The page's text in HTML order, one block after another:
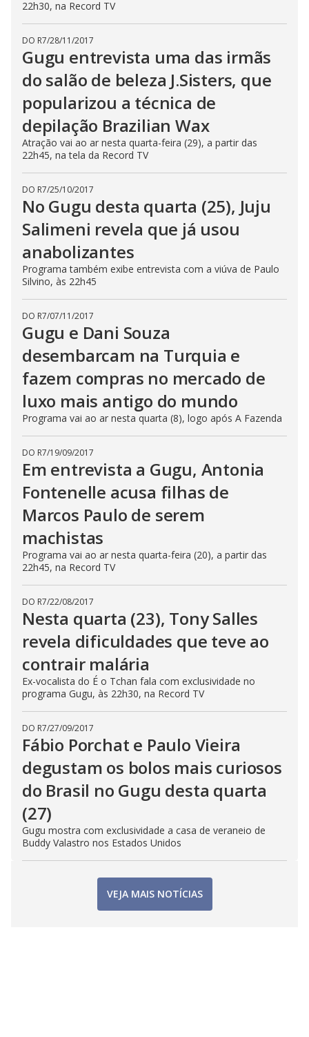
22h30, na Record TV
DO R7/28/11/2017
Gugu entrevista uma das irmãs
do salão de beleza J.Sisters, que
popularizou a técnica de
depilação Brazilian Wax
Atração vai ao ar nesta quarta-feira (29), a partir das
22h45, na tela da Record TV
DO R7/25/10/2017
No Gugu desta quarta (25), Juju
Salimeni revela que já usou
anabolizantes
Programa também exibe entrevista com a viúva de Paulo
Silvino, às 22h45
DO R7/07/11/2017
Gugu e Dani Souza
desembarcam na Turquia e
fazem compras no mercado de
luxo mais antigo do mundo
Programa vai ao ar nesta quarta (8), logo após A Fazenda
DO R7/19/09/2017
Em entrevista a Gugu, Antonia
Fontenelle acusa filhas de
Marcos Paulo de serem
machistas
Programa vai ao ar nesta quarta-feira (20), a partir das
22h45, na Record TV
DO R7/22/08/2017
Nesta quarta (23), Tony Salles
revela dificuldades que teve ao
contrair malária
Ex-vocalista do É o Tchan fala com exclusividade no
programa Gugu, às 22h30, na Record TV
DO R7/27/09/2017
Fábio Porchat e Paulo Vieira
degustam os bolos mais curiosos
do Brasil no Gugu desta quarta
(27)
Gugu mostra com exclusividade a casa de veraneio de
Buddy Valastro nos Estados Unidos
VEJA MAIS NOTÍCIAS